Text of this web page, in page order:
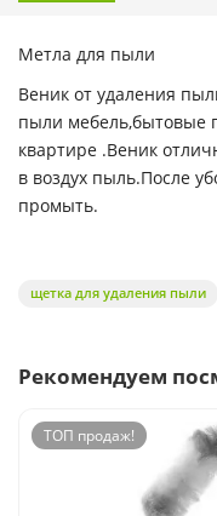
Метла для пыли
Веник от удаления
пыли мебель,бытовые
квартире .Веник
в воздух пыль.После
промыть.
щетка для удаления пыли
Рекомендуем
ТОП продаж!